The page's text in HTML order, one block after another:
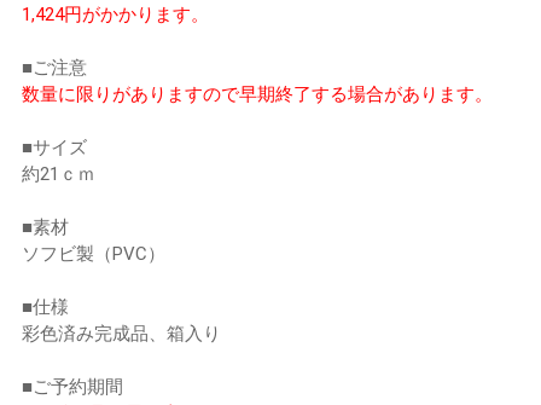
1,424円がかかります。
■ご注意
数量に限りがありますので早期終了する場合があります。
■サイズ
約21ｃｍ
■素材
ソフビ製（PVC）
■仕様
彩色済み完成品、箱入り
■ご予約期間